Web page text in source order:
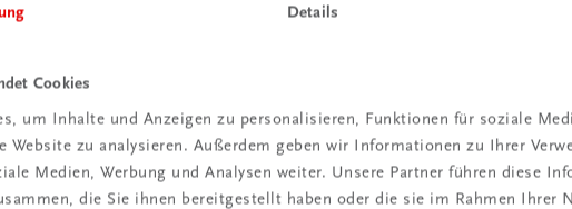
Details
Cookies
um Inhalte und Anzeigen zu personalisieren, Funktionen für soziale
Website zu analysieren. Außerdem geben wir Informationen zu Ihrer
Medien, Werbung und Analysen weiter. Unsere Partner führen diese
die Sie ihnen bereitgestellt haben oder die sie im Rahmen Ihrer
in der